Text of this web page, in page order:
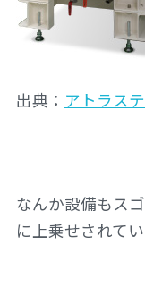
出典： アトラス
なんか設備もス
に上乗せされてい